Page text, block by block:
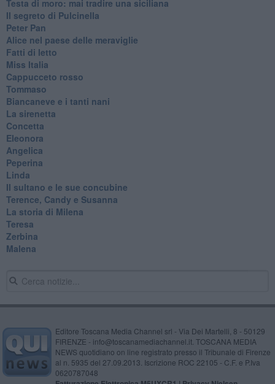
Testa di moro: mai tradire una siciliana
Il segreto di Pulcinella
Peter Pan
Alice nel paese delle meraviglie
Fatti di letto
Miss Italia
Cappucceto rosso
Tommaso
Biancaneve e i tanti nani
La sirenetta
Concetta
Eleonora
Angelica
Peperina
Linda
Il sultano e le sue concubine
Terence, Candy e Susanna
La storia di Milena
Teresa
Zerbina
Malena
Editore Toscana Media Channel srl - Via Dei Martelli, 8 - 50129
FIRENZE - info@toscanamediachannel.it. TOSCANA MEDIA
NEWS quotidiano on line registrato presso il Tribunale di Firenze
al n. 5935 del 27.09.2013. Iscrizione ROC 22105 - C.F. e P.Iva
0620787048